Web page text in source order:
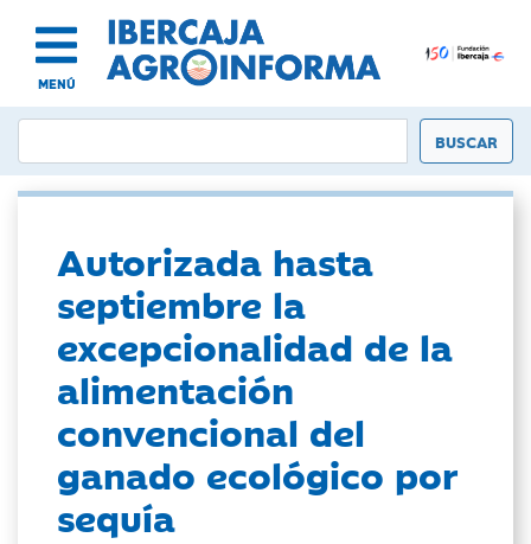
MENÚ
Autorizada hasta
septiembre la
excepcionalidad de la
alimentación
convencional del
ganado ecológico por
sequía